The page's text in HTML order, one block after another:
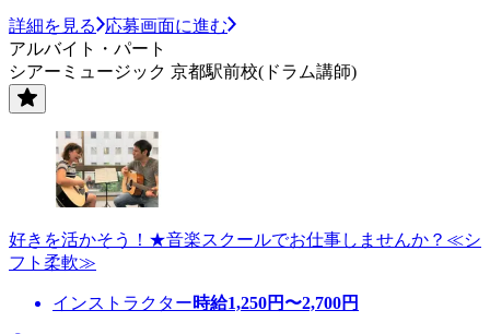
詳細を見る
応募画面に進む
アルバイト・パート
シアーミュージック 京都駅前校(ドラム講師)
好きを活かそう！★音楽スクールでお仕事しませんか？≪シ
フト柔軟≫
インストラクター時給1,250円〜2,700円